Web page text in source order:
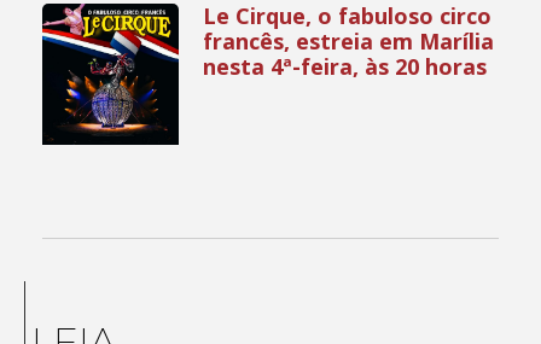
Le Cirque, o fabuloso circo
francês, estreia em Marília
nesta 4ª-feira, às 20 horas